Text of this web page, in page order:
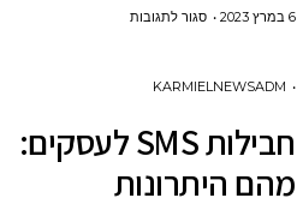
6 במרץ 2023 סגור לתגובותעל
מהם
היתרונות
KARMIELNEWSADM
חבילות SMS לעסקים:
מהם היתרונות